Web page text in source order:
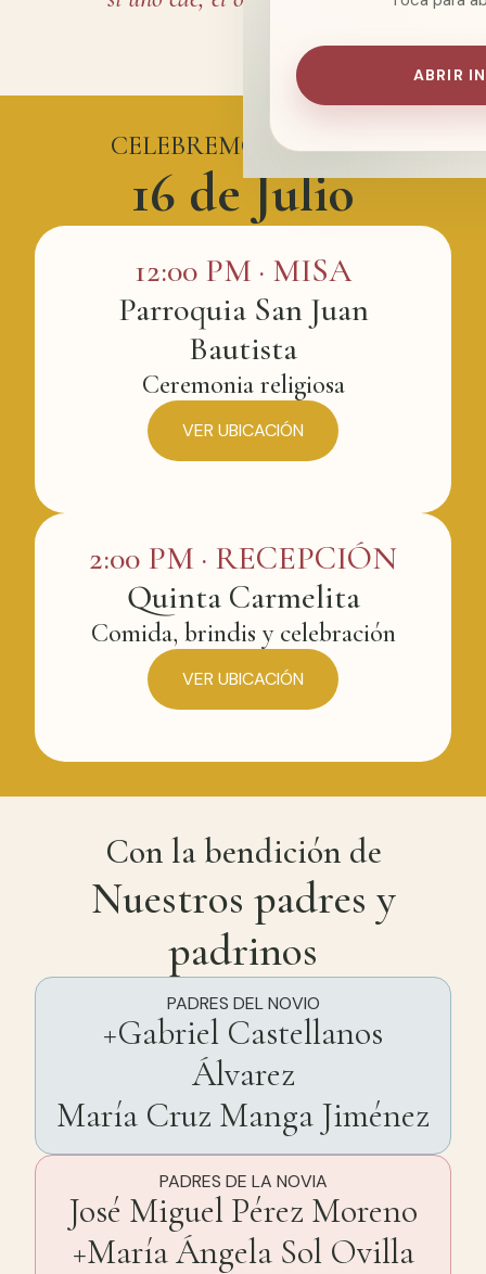
ABRIR
CELEBREMOS JUNTOS
16 de Julio
12:00 PM · MISA
Parroquia San Juan
Bautista
Ceremonia religiosa
VER UBICACIÓN
2:00 PM · RECEPCIÓN
Quinta Carmelita
Comida, brindis y celebración
VER UBICACIÓN
Con la bendición de
Nuestros padres y
padrinos
PADRES DEL NOVIO
+Gabriel Castellanos
Álvarez
María Cruz Manga Jiménez
PADRES DE LA NOVIA
José Miguel Pérez Moreno
+María Ángela Sol Ovilla